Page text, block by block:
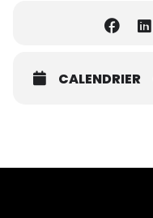
CALENDRIER